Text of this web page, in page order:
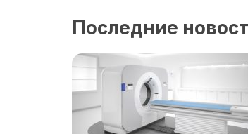
Последние